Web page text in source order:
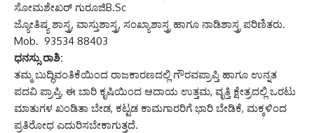
ಸೋಮಶೇಖರ್ ಗುರೂಜಿB.Sc
ಜ್ಯೋತಿಷ್ಯ ಶಾಸ್ತ್ರ, ವಾಸ್ತುಶಾಸ್ತ್ರ, ಸಂಖ್ಯಾಶಾಸ್ತ್ರ ಹಾಗೂ ನಾಡಿಶಾಸ್ತ್ರ ಪರಿಣಿತರು.
Mob. 93534 88403
ಧನಸ್ಸು ರಾಶಿ:
ತಮ್ಮ ಬುದ್ಧಿವಂತಿಕೆಯಿಂದ ರಾಜಕಾರಣದಲ್ಲಿ ಗೌರವಪ್ರಾಪ್ತಿ ಹಾಗೂ ಉನ್ನತ
ಪದವಿ ಪ್ರಾಪ್ತಿ, ಈ ಬಾರಿ ಕೃಷಿಯಿಂದ ಆದಾಯ ಉತ್ತಮ, ವೃತ್ತಿ ಕ್ಷೇತ್ರದಲ್ಲಿ ಒರಟು
ಮಾತುಗಳ ಖಂಡಿತಾ ಬೇಡ, ಕಟ್ಟಡ ಕಾಮಗಾರರಿಗೆ ಭಾರಿ ಬೇಡಿಕೆ, ಮಕ್ಕಳಿಂದ
ಪ್ರತಿರೋಧ ಎದುರಿಸಬೇಕಾಗುತ್ತದೆ.